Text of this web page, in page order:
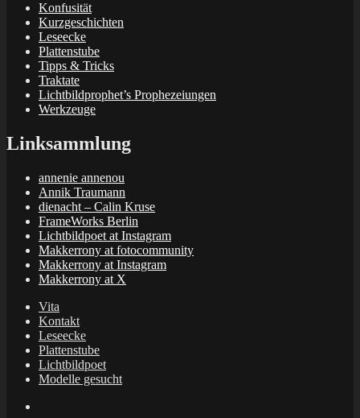
Konfusität
Kurzgeschichten
Leseecke
Plattenstube
Tipps & Tricks
Traktate
Lichtbildprophet’s Prophezeiungen
Werkzeuge
Linksammlung
annenie annenou
Annik Traumann
dienacht – Calin Kruse
FrameWorks Berlin
Lichtbildpoet at Instagram
Makkerrony at fotocommunity
Makkerrony at Instagram
Makkerrony at X
Vita
Kontakt
Leseecke
Plattenstube
Lichtbildpoet
Modelle gesucht